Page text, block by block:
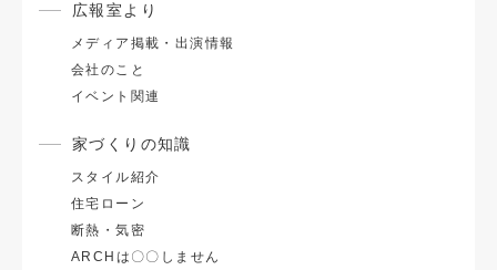
広報室より
メディア掲載・出演情報
会社のこと
イベント関連
家づくりの知識
スタイル紹介
住宅ローン
断熱・気密
ARCHは〇〇しません